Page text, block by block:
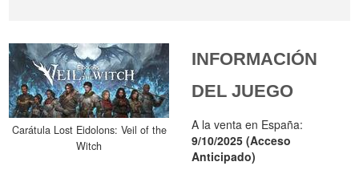
Carátula Lost Eidolons: Veil of the
Witch
INFORMACIÓN
DEL JUEGO
A la venta en España:
9/10/2025 (Acceso
Anticipado)